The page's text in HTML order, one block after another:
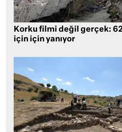
Korku filmi değil gerçek: 62
için için yanıyor